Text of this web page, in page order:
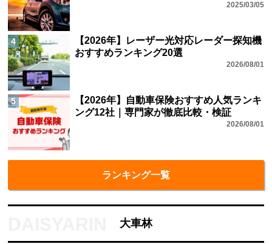
2025/03/05
4
【2026年】レーザー光対応レーダー探知機
おすすめランキング20選
2026/08/01
5
【2026年】自動車保険おすすめ人気ランキ
ング12社｜専門家が徹底比較・検証
2026/08/01
ランキング一覧
大車林